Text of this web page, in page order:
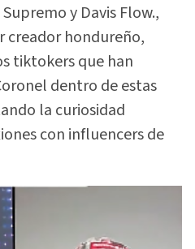
y Davis Flow.,
creador hondureño,
tiktokers que han
dentro de estas
la curiosidad
con influencers de